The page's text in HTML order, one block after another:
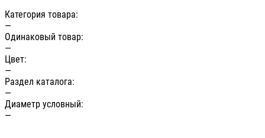
Категория товара:
—
Одинаковый товар:
—
Цвет:
—
Раздел каталога:
—
Диаметр условный:
—